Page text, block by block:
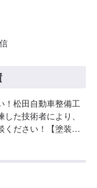
！松田自動車整備工
た技術者により、
ください！【塗装ブ
の高い仕上がりを実